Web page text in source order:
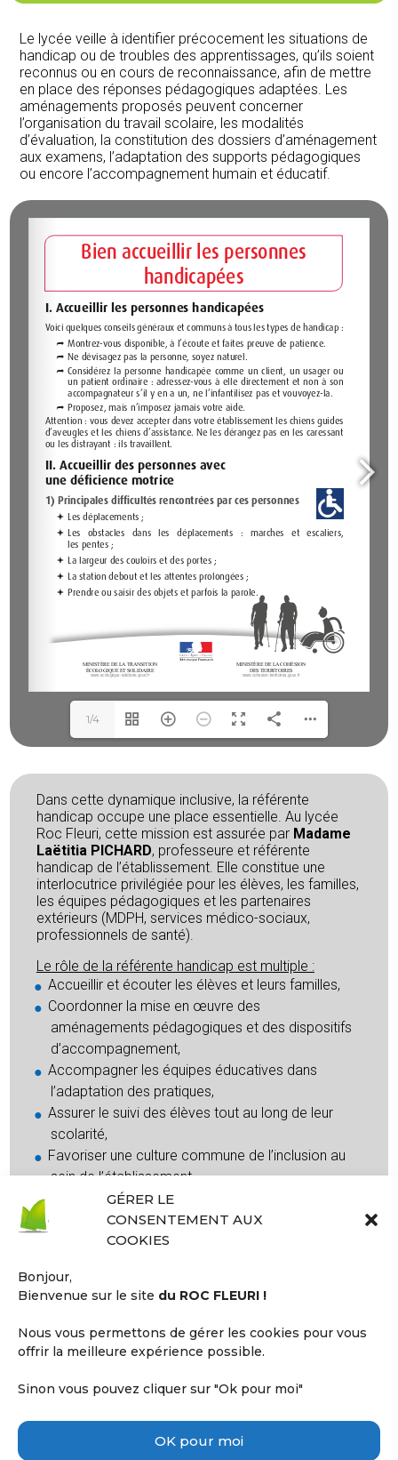
GÉRER LE
CONSENTEMENT AUX
COOKIES
Bonjour,
Bienvenue sur le site du ROC FLEURI !
Nous vous permettons de gérer les cookies pour vous
offrir la meilleure expérience possible.
Sinon vous pouvez cliquer sur "Ok pour moi"
OK pour moi
Le lycée veille à identifier précocement les situations de
handicap ou de troubles des apprentissages, qu’ils soient
reconnus ou en cours de reconnaissance, afin de mettre
en place des réponses pédagogiques adaptées. Les
aménagements proposés peuvent concerner
l’organisation du travail scolaire, les modalités
d’évaluation, la constitution des dossiers d’aménagement
aux examens, l’adaptation des supports pédagogiques
ou encore l’accompagnement humain et éducatif.
1/4
Dans cette dynamique inclusive, la référente
handicap occupe une place essentielle. Au lycée
Roc Fleuri, cette mission est assurée par Madame
Laëtitia PICHARD, professeure et référente
handicap de l’établissement. Elle constitue une
interlocutrice privilégiée pour les élèves, les familles,
les équipes pédagogiques et les partenaires
extérieurs (MDPH, services médico-sociaux,
professionnels de santé).
Le rôle de la référente handicap est multiple :
Accueillir et écouter les élèves et leurs familles,
Coordonner la mise en œuvre des
aménagements pédagogiques et des dispositifs
d’accompagnement,
Accompagner les équipes éducatives dans
l’adaptation des pratiques,
Assurer le suivi des élèves tout au long de leur
scolarité,
Favoriser une culture commune de l’inclusion au
sein de l’établissement.
Aider à la constitution des dossiers
d’aménagement aux examens
Au-delà des dispositifs, le lycée Roc Fleuri défend une
vision humaniste de l’école : une école où la différence
peut trouver sa place, développer ses compétences et
construire son avenir. L’inclusion n’est pas seulement une
portée collectivement par l’ensemble de la communauté